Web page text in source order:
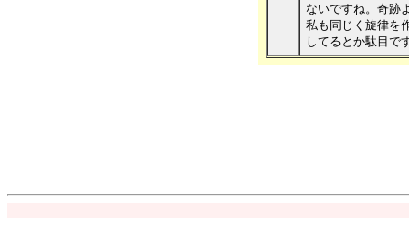
ないですね。奇跡
私も同じく旋律を
してるとか駄目で